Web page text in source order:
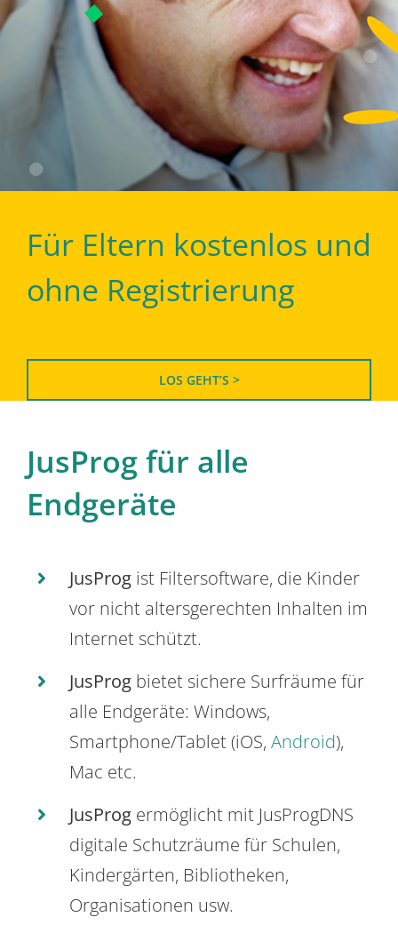
Für Eltern kostenlos und
ohne Registrierung
LOS GEHT’S >
JusProg für alle
Endgeräte
JusProg ist Filtersoftware, die Kinder
vor nicht altersgerechten Inhalten im
Internet schützt.
JusProg bietet sichere Surfräume für
alle Endgeräte: Windows,
Smartphone/Tablet (iOS, Android),
Mac etc.
JusProg ermöglicht mit JusProgDNS
digitale Schutzräume für Schulen,
Kindergärten, Bibliotheken,
Organisationen usw.